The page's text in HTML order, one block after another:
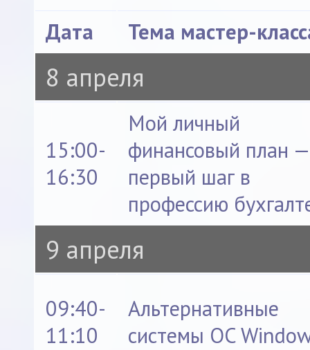
Дата Тема мастер-
8 апреля
15:00-
16:30
Мой личный
финансовый план —
первый шаг в
профессию
9 апреля
09:40-
11:10
Альтернативные
системы OC